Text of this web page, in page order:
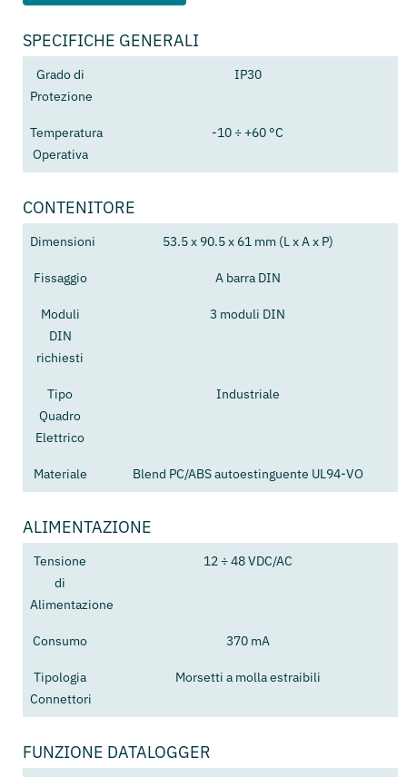
SPECIFICHE GENERALI
Grado di
Protezione
IP30
Temperatura
Operativa
-10 ÷ +60 °C
CONTENITORE
Dimensioni 53.5 x 90.5 x 61 mm (L x A x P)
Fissaggio A barra DIN
Moduli
DIN
richiesti
3 moduli DIN
Tipo
Quadro
Elettrico
Industriale
Materiale Blend PC/ABS autoestinguente UL94-VO
ALIMENTAZIONE
Tensione
di
Alimentazione
12 ÷ 48 VDC/AC
Consumo 370 mA
Tipologia
Connettori
Morsetti a molla estraibili
FUNZIONE DATALOGGER